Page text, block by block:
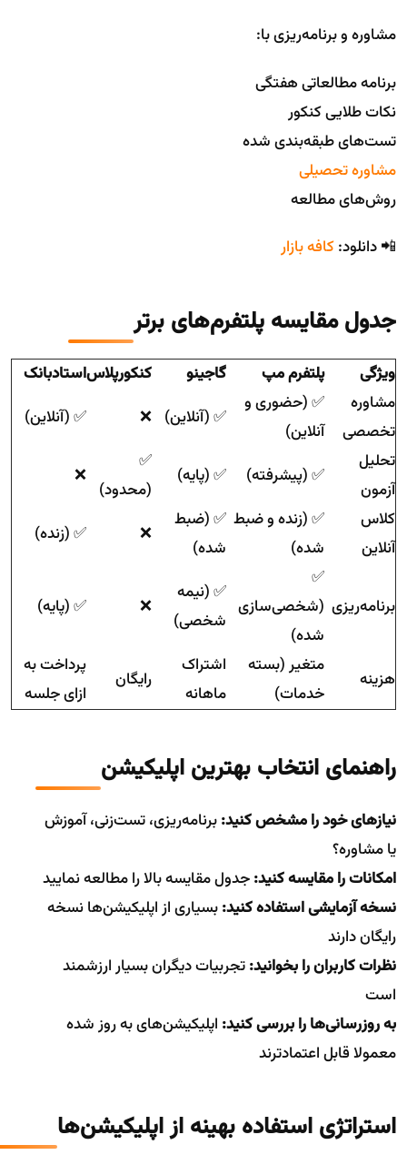
مشاوره و برنامه‌ریزی با:
برنامه مطالعاتی هفتگی
نکات طلایی کنکور
تست‌های طبقه‌بندی شده
مشاوره تحصیلی
روش‌های مطالعه
📲 دانلود:کافه بازار
جدول مقایسه پلتفرم‌های برتر
ویژگی پلتفرم مپ گاجینو کنکورپلاساستادبانک
مشاوره
تخصصی
✅ (حضوری و
آنلاین)
✅ (آنلاین) ❌
✅ (آنلاین)
تحلیل
آزمون
✅ (پیشرفته) ✅ (پایه)
✅
(محدود)
❌
کلاس
آنلاین
✅ (زنده و ضبط
شده)
✅ (ضبط
شده)
❌ ✅ (زنده)
برنامه‌ریزی
✅
(شخصی‌سازی
شده)
✅ (نیمه
شخصی)
❌ ✅ (پایه)
هزینه
متغیر (بسته
خدمات)
اشتراک
ماهانه
رایگان
پرداخت به
ازای جلسه
راهنمای انتخاب بهترین اپلیکیشن
نیازهای خود را مشخص کنید:برنامه‌ریزی، تست‌زنی، آموزش
یا مشاوره؟
امکانات را مقایسه کنید:جدول مقایسه بالا را مطالعه نمایید
نسخه آزمایشی استفاده کنید:بسیاری از اپلیکیشن‌ها نسخه
رایگان دارند
نظرات کاربران را بخوانید:تجربیات دیگران بسیار ارزشمند
است
به روزرسانی‌ها را بررسی کنید: اپلیکیشن‌های به روز شده
معمولا قابل اعتمادترند
استراتژی استفاده بهینه از اپلیکیشن‌ها